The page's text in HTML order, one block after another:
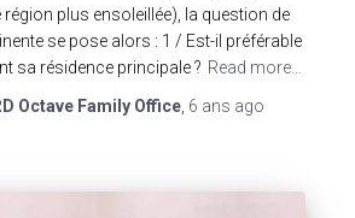
région plus ensoleillée), la question de
se pose alors : 1 / Est-il préférable
sa résidence principale ? Read more…
Octave Family Office, 6 ans ago